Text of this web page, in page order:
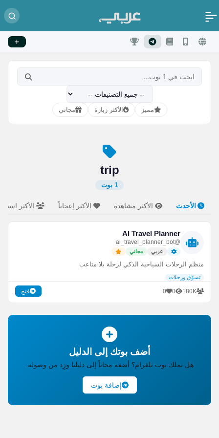
مميز الأكثر زيارة مجاني
trip
1 بوت
الأحدث الأكثر مشاهدة الأكثر إعجاباً الأكثر
AI Travel Planner
@ai_travel_planner_bot
عربي مجاني
منظم الرحلات السياحية الذكي لرحلة بلا متاعب
تسوّق ورحلات
180K
0
0 فتح
أضف بوتك إلى الدليل
هل تملك بوت تلغرام؟ أضفه مجاناً إلى دليلنا وزِد من وصوله.
إضافة بوت